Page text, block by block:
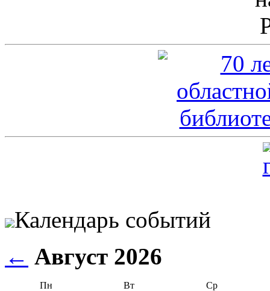
Календарь событий
← Август 2026
Пн Вт
Ср